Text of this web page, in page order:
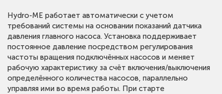
Hydro-ME работает автоматически с учетом
требований системы на основании показаний датчика
давления главного насоса. Установка поддерживает
постоянное давление посредством регулирования
частоты вращения подключённых насосов и меняет
рабочую характеристику за счёт включения/выключения
определённого количества насосов, параллельно
управляя ими во время работы. При старте